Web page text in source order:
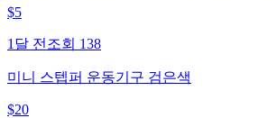
$5
1달 전 조회 138
미니 스텝퍼 운동기구 검은색
$20